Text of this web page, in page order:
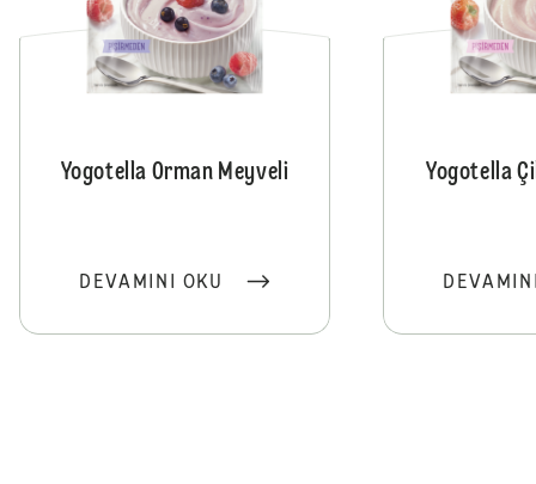
Yogotella Orman Meyveli
DEVAMINI OKU
Yogotella